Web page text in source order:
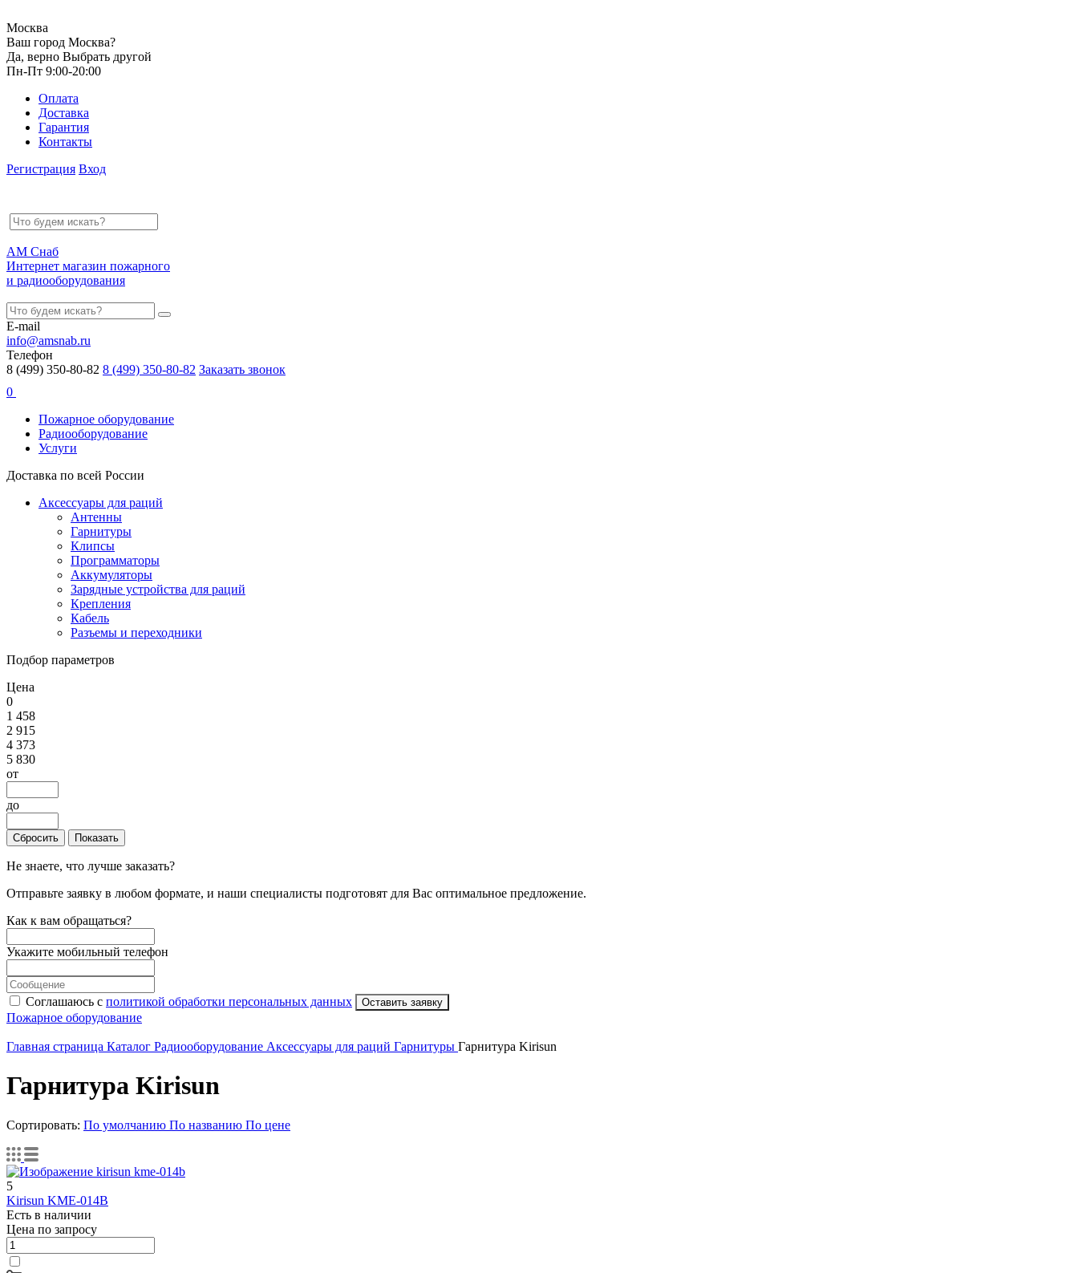
Москва
Ваш город Москва?
Да, верно Выбрать другой
Пн-Пт 9:00-20:00
Оплата
Доставка
Гарантия
Контакты
Регистрация Вход
АМ Снаб
Интернет магазин пожарного
и радиооборудования
E-mail
info@amsnab.ru
Телефон
8 (499) 350-80-82 8 (499) 350-80-82 Заказать звонок
0
Пожарное оборудование
Радиооборудование
Услуги
Доставка по всей России
Аксессуары для раций
Антенны
Гарнитуры
Клипсы
Программаторы
Аккумуляторы
Зарядные устройства для раций
Крепления
Кабель
Разъемы и переходники
Подбор параметров
Цена
0
1 458
2 915
4 373
5 830
от
до
Сбросить Показать
Не знаете, что лучше заказать?
Отправьте заявку в любом формате, и наши специалисты подготовят для Вас оптимальное предложение.
Как к вам обращаться?
Укажите мобильный телефон
Соглашаюсь с политикой обработки персональных данных Оставить заявку
Пожарное оборудование
Главная страница Каталог Радиооборудование Аксессуары для раций Гарнитуры Гарнитура Kirisun
Гарнитура Kirisun
Сортировать: По умолчанию По названию По цене
5
Kirisun KME-014B
Есть в наличии
Цена по запросу